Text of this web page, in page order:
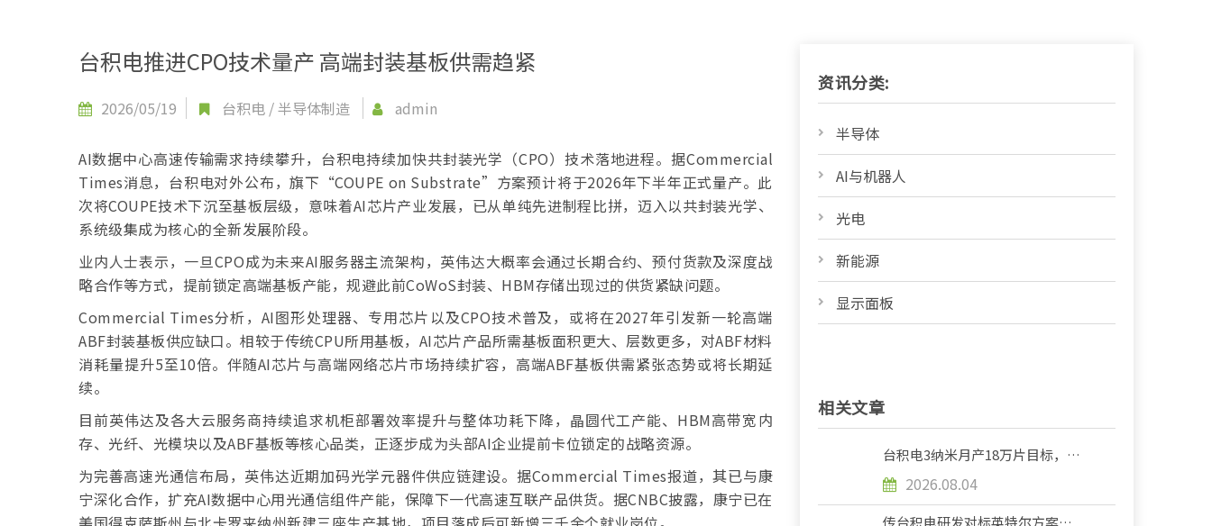
台积电推进CPO技术量产 高端封装基板供需趋紧
2026/05/19 台积电 /半导体制造 admin
AI数据中心高速传输需求持续攀升，台积电持续加快共封装光学（CPO）技术落地进程。据Commercial
Times消息，台积电对外公布，旗下“COUPE on Substrate”方案预计将于2026年下半年正式量产。此
次将COUPE技术下沉至基板层级，意味着AI芯片产业发展，已从单纯先进制程比拼，迈入以共封装光学、
系统级集成为核心的全新发展阶段。
业内人士表示，一旦CPO成为未来AI服务器主流架构，英伟达大概率会通过长期合约、预付货款及深度战
略合作等方式，提前锁定高端基板产能，规避此前CoWoS封装、HBM存储出现过的供货紧缺问题。
Commercial Times分析，AI图形处理器、专用芯片以及CPO技术普及，或将在2027年引发新一轮高端
ABF封装基板供应缺口。相较于传统CPU所用基板，AI芯片产品所需基板面积更大、层数更多，对ABF材料
消耗量提升5至10倍。伴随AI芯片与高端网络芯片市场持续扩容，高端ABF基板供需紧张态势或将长期延
续。
目前英伟达及各大云服务商持续追求机柜部署效率提升与整体功耗下降，晶圆代工产能、HBM高带宽内
存、光纤、光模块以及ABF基板等核心品类，正逐步成为头部AI企业提前卡位锁定的战略资源。
为完善高速光通信布局，英伟达近期加码光学元器件供应链建设。据Commercial Times报道，其已与康
宁深化合作，扩充AI数据中心用光通信组件产能，保障下一代高速互联产品供货。据CNBC披露，康宁已在
资讯分类:
半导体
AI与机器人
光电
新能源
显示面板
相关文章
台积电3纳米月产18万片目标，预
2026.08.04
传台积电研发对标英特尔方案的先